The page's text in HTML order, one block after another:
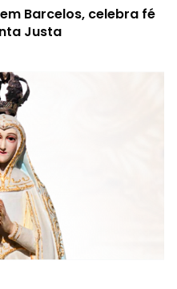
Barcelos, celebra fé
Justa